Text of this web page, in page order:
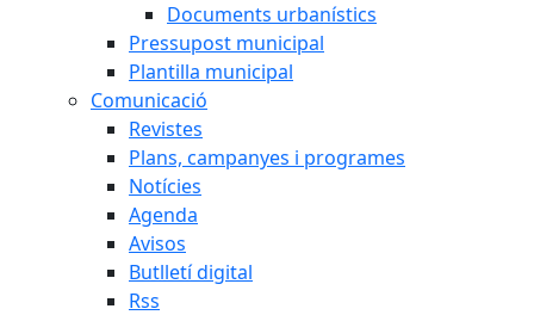
Documents urbanístics
Pressupost municipal
Plantilla municipal
Comunicació
Revistes
Plans, campanyes i programes
Notícies
Agenda
Avisos
Butlletí digital
Rss